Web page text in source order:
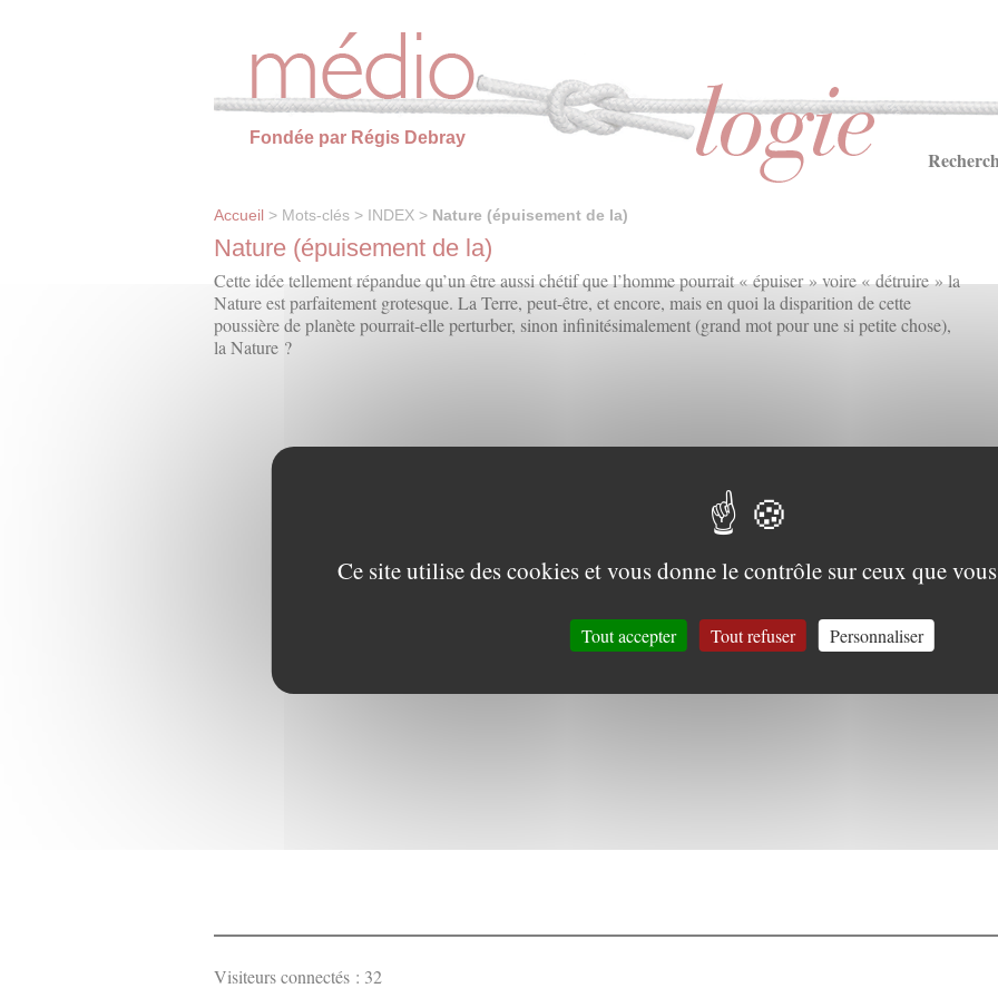
Fondée par Régis Debray
Accueil > Mots-clés > INDEX > Nature (épuisement de la)
Nature (épuisement de la)
Cette idée tellement répandue qu’un être aussi chétif que l’homme pourrait « épuiser » voire « détruire » la
Nature est parfaitement grotesque. La Terre, peut-être, et encore, mais en quoi la disparition de cette
poussière de planète pourrait-elle perturber, sinon infinitésimalement (grand mot pour une si petite chose),
la Nature ?
Visiteurs connectés : 32
Ce site utilise des cookies et vous donne le contrôle sur ceux que
Tout accepter Tout refuser Personnaliser